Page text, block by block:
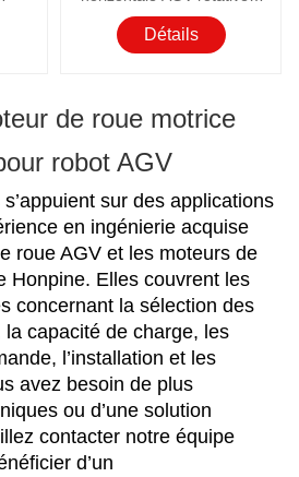
360°
Détails
de roue motrice
robot AGV
sur des applications
en ingénierie acquise
roue AGV et les moteurs de
Honpine. Elles couvrent les
concernant la sélection des
capacité de charge, les
l’installation et les
avez besoin de plus
ou d’une solution
contacter notre équipe
d’un